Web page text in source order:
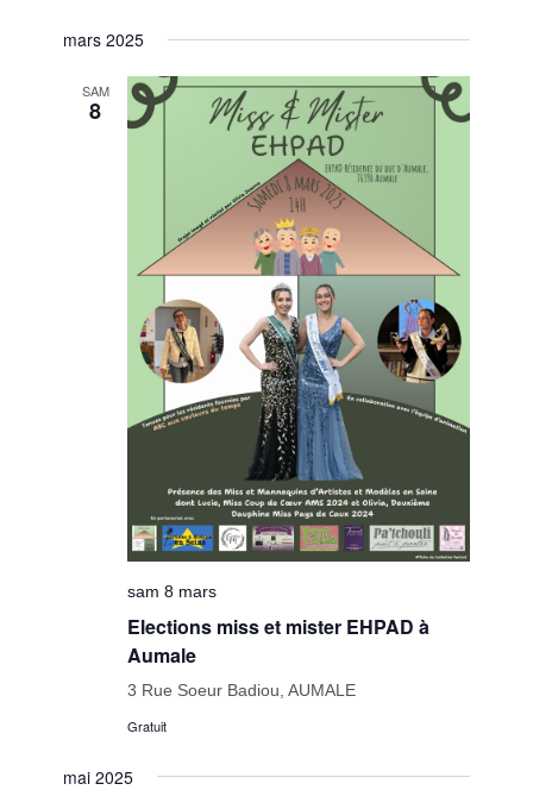
mars 2025
SAM
8
sam 8 mars
Elections miss et mister EHPAD à
Aumale
3 Rue Soeur Badiou, AUMALE
Gratuit
mai 2025